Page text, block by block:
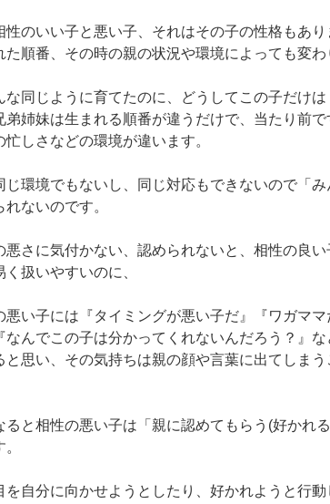
性のいい子と悪い子、それはその子の性格もあ
た順番、その時の親の状況や環境によっても変わ
な同じように育てたのに、どうしてこの子だけ
弟姉妹は生まれる順番が違うだけで、当たり前
忙しさなどの環境が違います。
じ環境でもないし、同じ対応もできないので「
れないのです。
悪さに気付かない、認められないと、相性の良
く扱いやすいのに、
悪い子には『タイミングが悪い子だ』『ワガママ
なんでこの子は分かってくれないんだろう？』
と思い、その気持ちは親の顔や言葉に出てしまう
ると相性の悪い子は「親に認めてもらう(好かれ
を自分に向かせようとしたり、好かれようと行